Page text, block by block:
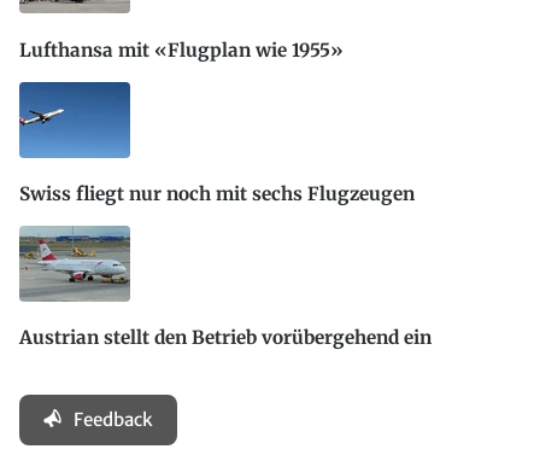
Lufthansa mit «Flugplan wie 1955»
Swiss fliegt nur noch mit sechs Flugzeugen
Austrian stellt den Betrieb vorübergehend ein
Feedback